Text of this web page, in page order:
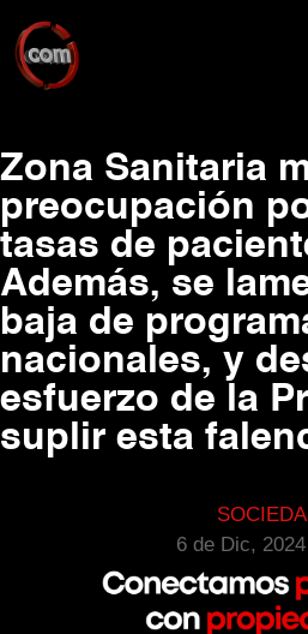
Zona Sanitaria
preocupación
tasas de
Además, se
baja de
nacionales, y
esfuerzo de la
suplir esta
6 de Dic,